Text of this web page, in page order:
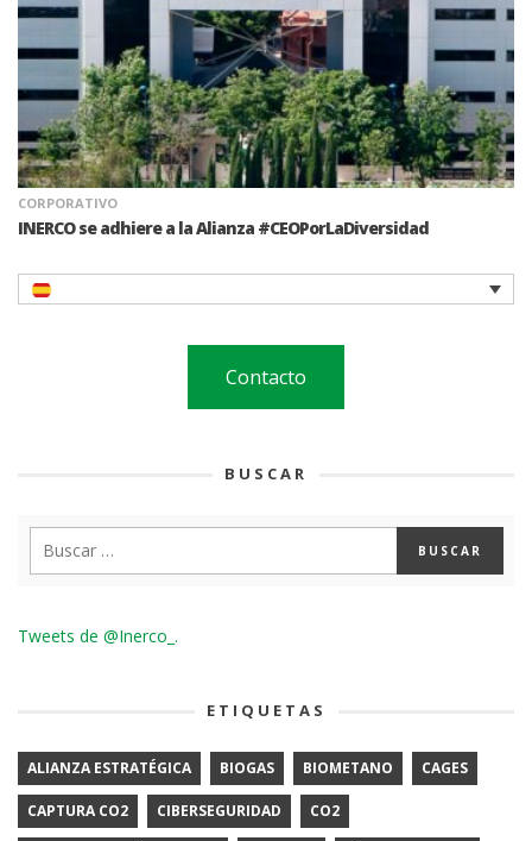
CORPORATIVO
INERCO se adhiere a la Alianza #CEOPorLaDiversidad
Contacto
BUSCAR
Tweets de @Inerco_.
ETIQUETAS
ALIANZA ESTRATÉGICA BIOGAS BIOMETANO CAGES
CAPTURA CO2 CIBERSEGURIDAD CO2